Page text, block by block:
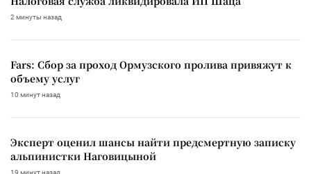
2 минуты назад
Fars: Сбор за проход Ормузского пролива привяжут к
объему услуг
10 минут назад
Эксперт оценил шансы найти предсмертную записку
альпинистки Наговицыной
19 минут назад